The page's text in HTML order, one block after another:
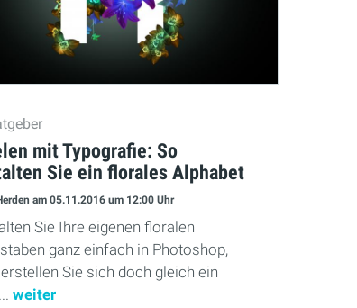
mit Typografie: So
Sie ein florales Alphabet
am 05.11.2016 um 12:00 Uhr
Sie Ihre eigenen floralen
ganz einfach in Photoshop,
Sie sich doch gleich ein
weiter